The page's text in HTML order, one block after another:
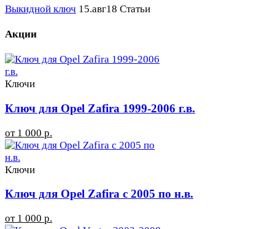
Выкидной ключ 15.авг18 Статьи
Акции
Ключи
Ключ для Opel Zafira 1999-2006 г.в.
от 1 000 р.
Ключи
Ключ для Opel Zafira с 2005 по н.в.
от 1 000 р.